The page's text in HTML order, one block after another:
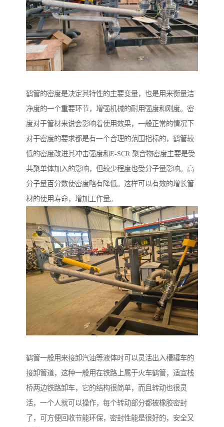
鹤管的密度是决定其特性的主要变量，也是用来衡量洁
净度的一个重要环节，增强机械的耐用强度和刚度。密
度对于管材来说会影响着使用效果，一般正常的情况下
对于密度的要求都是有一个合理的范围指标的，鹤管较
低的密度改进其冲击强度和E-SCR.聚合物密度主要是受
共聚单体加入的影响，但较少程度也受分子量影响。高
分子量百分数使密度略有降低。这样可以有效的增长管
材的使用寿命，增加工作量。
鹤管一般用来接卸汽油等液体时可以灵活出入槽罐车的
接卸管道，这种一般用在铁路上属于火车鹤管，适宜栈
桥两边铁路卸车，它的结构很简单，而且转动也很灵
活，一个人就可以操作，每个转动部分都被橡胶密封
了，可方便回收节能环保，密封性能是很好的，安全又